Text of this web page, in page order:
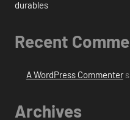
durables
Recent
A WordPress Commenter
Archives